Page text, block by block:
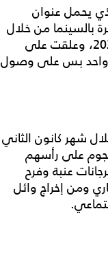
يحمل عنوان
بالسينما من خلال
فيلم "200 جنيه" الذي عرض في عام 2021، وعلقت على
واحد بس على وصول
شهر كانون الثاني
على رأسهم
عنبة وفرح
ومن إخراج وائل